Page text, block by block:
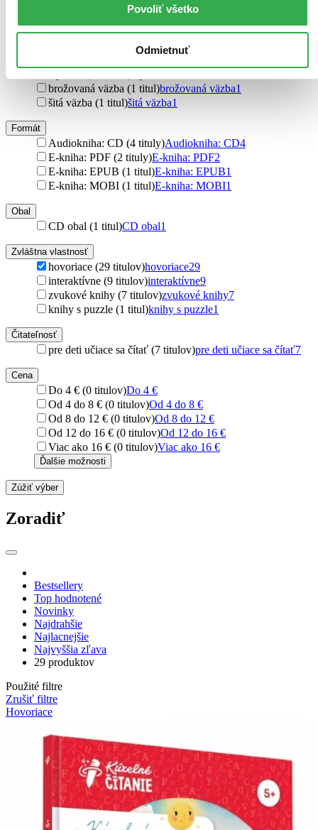
Povoliť všetko
Odmietnuť
CooBoo CZ (1 titul)CooBoo CZ1
brožovaná väzba (1 titul)brožovaná väzba1
šitá väzba (1 titul)šitá väzba1
Formát
Audiokniha: CD (4 tituly)Audiokniha: CD4
E-kniha: PDF (2 tituly)E-kniha: PDF2
E-kniha: EPUB (1 titul)E-kniha: EPUB1
E-kniha: MOBI (1 titul)E-kniha: MOBI1
Obal
CD obal (1 titul)CD obal1
Zvláštna vlastnosť
hovoriace (29 titulov)hovoriace29
interaktívne (9 titulov)interaktívne9
zvukové knihy (7 titulov)zvukové knihy7
knihy s puzzle (1 titul)knihy s puzzle1
Čitateľnosť
pre deti učiace sa čítať (7 titulov)pre deti učiace sa čítať7
Cena
Do 4 € (0 titulov)Do 4 €
Od 4 do 8 € (0 titulov)Od 4 do 8 €
Od 8 do 12 € (0 titulov)Od 8 do 12 €
Od 12 do 16 € (0 titulov)Od 12 do 16 €
Viac ako 16 € (0 titulov)Viac ako 16 €
Ďalšie možnosti
Zúžiť výber
Zoradiť
Bestsellery
Top hodnotené
Novinky
Najdrahšie
Najlacnejšie
Najvyššia zľava
29 produktov
Použité filtre
Zrušiť filtre
Hovoriace